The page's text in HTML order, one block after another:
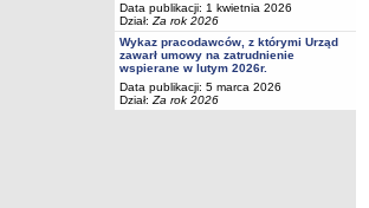
Data publikacji: 1 kwietnia 2026
Dział: Za rok 2026
Wykaz pracodawców, z którymi Urząd
zawarł umowy na zatrudnienie
wspierane w lutym 2026r.
Data publikacji: 5 marca 2026
Dział: Za rok 2026